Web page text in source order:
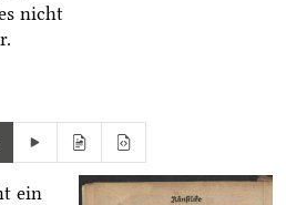
nicht
ein